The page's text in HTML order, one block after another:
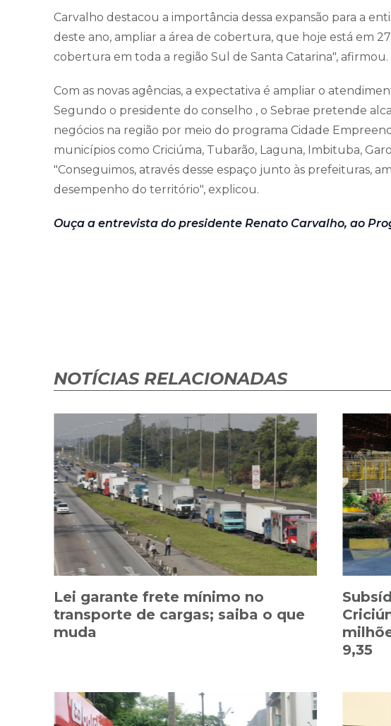
Carvalho destacou a importância dessa expansão para a
deste ano, ampliar a área de cobertura, que hoje está em
cobertura em toda a região Sul de Santa Catarina", afirmou.
Com as novas agências, a expectativa é ampliar o
Segundo o presidente do conselho , o Sebrae pretende
negócios na região por meio do programa Cidade
municípios como Criciúma, Tubarão, Laguna, Imbituba,
"Conseguimos, através desse espaço junto às prefeituras,
desempenho do território", explicou.
Ouça a entrevista do presidente Renato Carvalho, ao
NOTÍCIAS RELACIONADAS
Lei garante frete mínimo no
transporte de cargas; saiba o que
muda
9,35